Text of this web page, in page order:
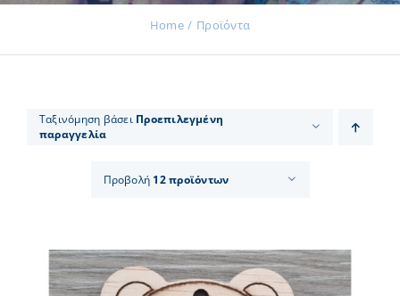
Νέα
Επικοινωνία
Home Προϊόντα
Ταξινόμηση βάσει Προεπιλεγμένη
παραγγελία
Προβολή 12 προϊόντων